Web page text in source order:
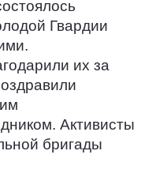
Гвардии
их за
Активисты
бригады